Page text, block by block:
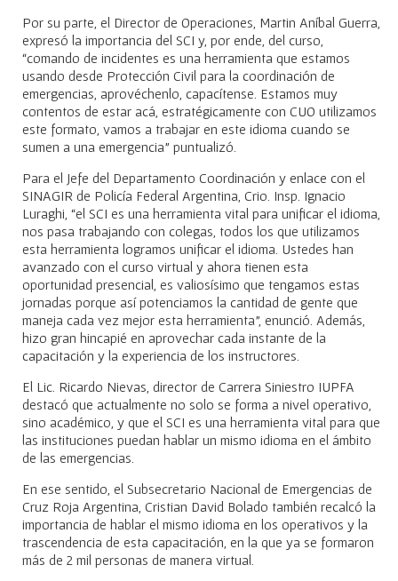
Por su parte, el Director de Operaciones, Martin Aníbal Guerra,
expresó la importancia del SCI y, por ende, del curso,
“comando de incidentes es una herramienta que estamos
usando desde Protección Civil para la coordinación de
emergencias, aprovéchenlo, capacítense. Estamos muy
contentos de estar acá, estratégicamente con CUO utilizamos
este formato, vamos a trabajar en este idioma cuando se
sumen a una emergencia” puntualizó.
Para el Jefe del Departamento Coordinación y enlace con el
SINAGIR de Policía Federal Argentina, Crio. Insp. Ignacio
Luraghi, “el SCI es una herramienta vital para unificar el idioma,
nos pasa trabajando con colegas, todos los que utilizamos
esta herramienta logramos unificar el idioma. Ustedes han
avanzado con el curso virtual y ahora tienen esta
oportunidad presencial, es valiosísimo que tengamos estas
jornadas porque así potenciamos la cantidad de gente que
maneja cada vez mejor esta herramienta”, enunció. Además,
hizo gran hincapié en aprovechar cada instante de la
capacitación y la experiencia de los instructores.
El Lic. Ricardo Nievas, director de Carrera Siniestro IUPFA
destacó que actualmente no solo se forma a nivel operativo,
sino académico, y que el SCI es una herramienta vital para que
las instituciones puedan hablar un mismo idioma en el ámbito
de las emergencias.
En ese sentido, el Subsecretario Nacional de Emergencias de
Cruz Roja Argentina, Cristian David Bolado también recalcó la
importancia de hablar el mismo idioma en los operativos y la
trascendencia de esta capacitación, en la que ya se formaron
más de 2 mil personas de manera virtual.